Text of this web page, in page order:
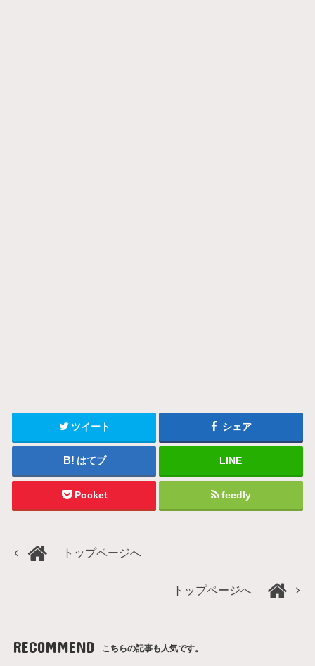
ツイート シェア
はてブ LINE
Pocket feedly
トップページへ
トップページへ
RECOMMEND こちらの記事も人気です。